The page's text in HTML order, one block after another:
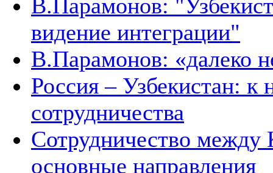
В.Парамонов:
видение интеграции"
В.Парамонов: «далеко
Россия – Узбекистан: к
сотрудничества
Сотрудничество между
основные направления